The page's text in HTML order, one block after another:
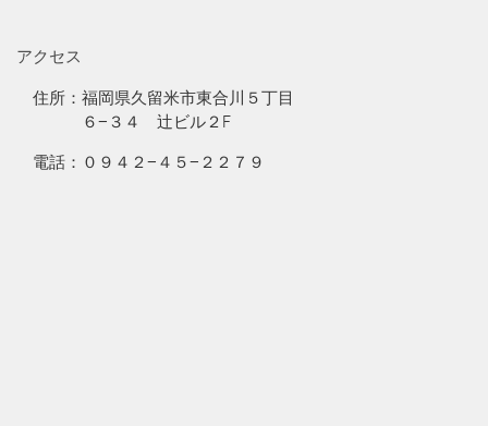
アクセス
住所：福岡県久留米市東合川５丁目
６−３４ 辻ビル２F
電話：０９４２−４５−２２７９